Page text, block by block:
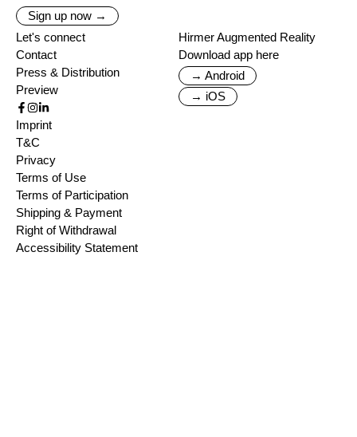
Sign up now →
Let's connect
Contact
Press & Distribution
Preview
Hirmer Augmented Reality
Download app here
→ Android
→ iOS
Imprint
T&C
Privacy
Terms of Use
Terms of Participation
Shipping & Payment
Right of Withdrawal
Accessibility Statement